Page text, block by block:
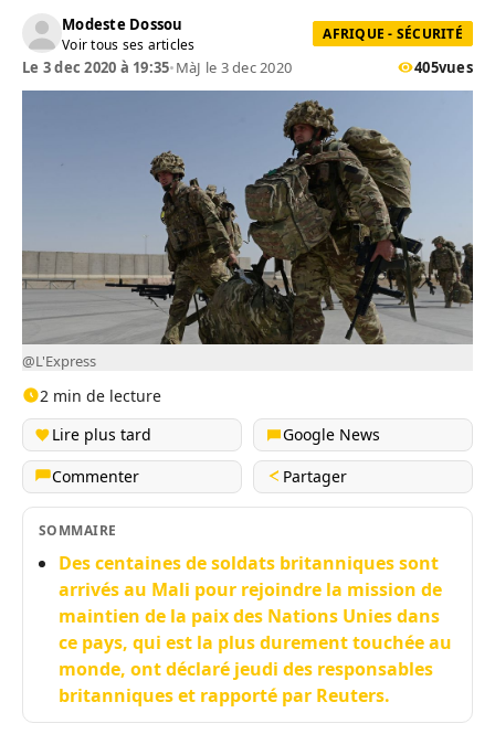
Modeste Dossou
Voir tous ses articles
AFRIQUE - SÉCURITÉ
Le 3 dec 2020 à 19:35•MàJ le 3 dec 2020 405vues
@L'Express
2 min de lecture
Lire plus tard
Google News
Commenter
Partager
SOMMAIRE
Des centaines de soldats britanniques sont
arrivés au Mali pour rejoindre la mission de
maintien de la paix des Nations Unies dans
ce pays, qui est la plus durement touchée au
monde, ont déclaré jeudi des responsables
britanniques et rapporté par Reuters.